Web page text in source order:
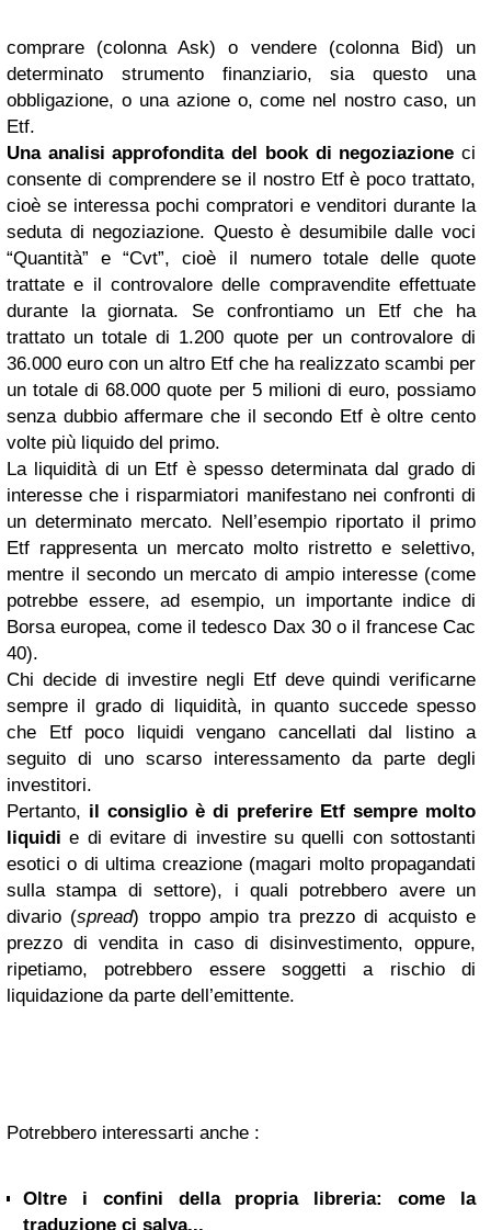
comprare (colonna Ask) o vendere (colonna Bid) un
determinato strumento finanziario, sia questo una
obbligazione, o una azione o, come nel nostro caso, un
Etf.
Una analisi approfondita del book di negoziazione ci
consente di comprendere se il nostro Etf è poco trattato,
cioè se interessa pochi compratori e venditori durante la
seduta di negoziazione. Questo è desumibile dalle voci
“Quantità” e “Cvt”, cioè il numero totale delle quote
trattate e il controvalore delle compravendite effettuate
durante la giornata. Se confrontiamo un Etf che ha
trattato un totale di 1.200 quote per un controvalore di
36.000 euro con un altro Etf che ha realizzato scambi per
un totale di 68.000 quote per 5 milioni di euro, possiamo
senza dubbio affermare che il secondo Etf è oltre cento
volte più liquido del primo.
La liquidità di un Etf è spesso determinata dal grado di
interesse che i risparmiatori manifestano nei confronti di
un determinato mercato. Nell’esempio riportato il primo
Etf rappresenta un mercato molto ristretto e selettivo,
mentre il secondo un mercato di ampio interesse (come
potrebbe essere, ad esempio, un importante indice di
Borsa europea, come il tedesco Dax 30 o il francese Cac
40).
Chi decide di investire negli Etf deve quindi verificarne
sempre il grado di liquidità, in quanto succede spesso
che Etf poco liquidi vengano cancellati dal listino a
seguito di uno scarso interessamento da parte degli
investitori.
Pertanto, il consiglio è di preferire Etf sempre molto
liquidi e di evitare di investire su quelli con sottostanti
esotici o di ultima creazione (magari molto propagandati
sulla stampa di settore), i quali potrebbero avere un
divario (spread) troppo ampio tra prezzo di acquisto e
prezzo di vendita in caso di disinvestimento, oppure,
ripetiamo, potrebbero essere soggetti a rischio di
liquidazione da parte dell’emittente.
Potrebbero interessarti anche :
Oltre i confini della propria libreria: come la
traduzione ci salva...